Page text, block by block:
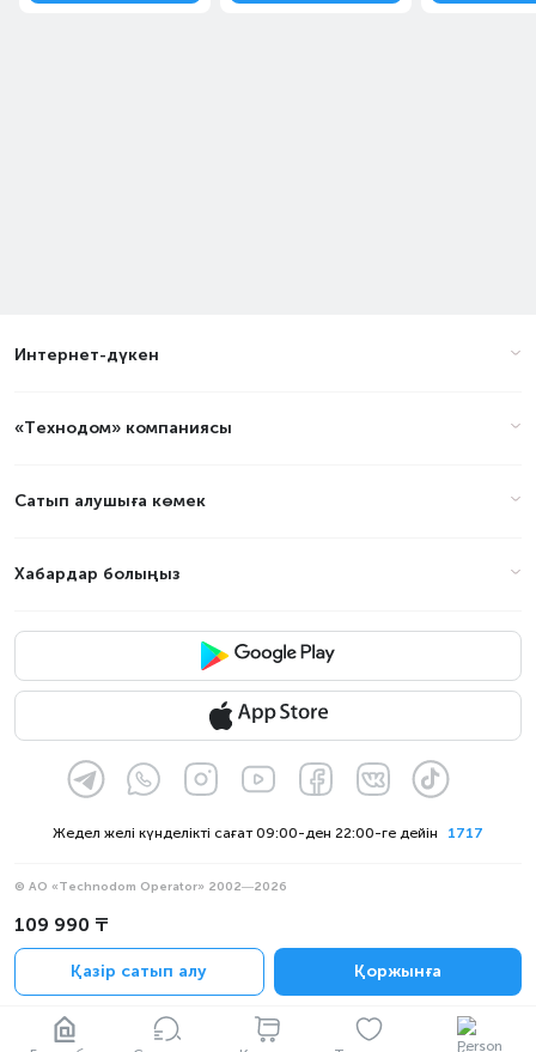
109 990 ₸
Қазір сатып алу Қоржынға
Интернет-дүкен
«Технодом» компаниясы
Сатып алушыға көмек
Хабардар болыңыз
1717
Жедел желі күнделікті сағат 09:00-ден 22:00-ге дейін
© АО «Technodom Operator» 2002—2026
Құпиялылық саясаты